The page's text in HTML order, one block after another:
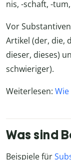
nis, -schaft, -
Vor
Artikel (der, die,
dieser, dieses)
schwieriger).
Weiterlesen:
Was sind
Beispiele für